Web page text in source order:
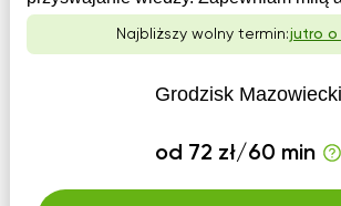
Najbliższy wolny termin:jutro o
Grodzisk Mazowiecki
od 72 zł/60 min